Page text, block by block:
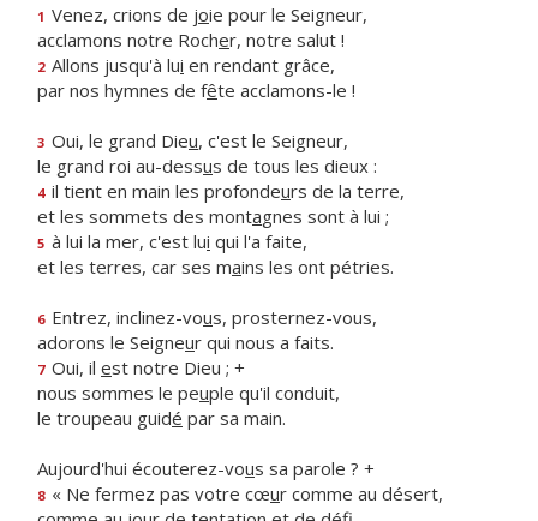
1 Venez, crions de joie pour le Seigneur,
acclamons notre Rocher, notre salut !
2 Allons jusqu'à lui en rendant grâce,
par nos hymnes de fête acclamons-le !
3 Oui, le grand Dieu, c'est le Seigneur,
le grand roi au-dessus de tous les dieux :
4 il tient en main les profondeurs de la terre,
et les sommets des montagnes sont à lui ;
5 à lui la mer, c'est lui qui l'a faite,
et les terres, car ses mains les ont pétries.
6 Entrez, inclinez-vous, prosternez-vous,
adorons le Seigneur qui nous a faits.
7 Oui, il est notre Dieu ; +
nous sommes le peuple qu'il conduit,
le troupeau guidé par sa main.
Aujourd'hui écouterez-vous sa parole ? +
8 « Ne fermez pas votre cœur comme au désert,